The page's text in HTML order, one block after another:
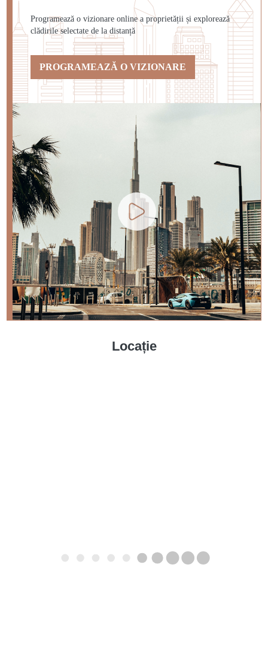
Programează o vizionare online a proprietății și explorează
clădirile selectate de la distanță
PROGRAMEAZĂ O VIZIONARE
Locație